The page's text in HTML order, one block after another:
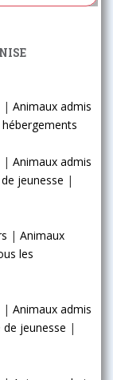
| Animaux admis
| Animaux admis
jeunesse |
| Animaux
les
| Animaux admis
de jeunesse |